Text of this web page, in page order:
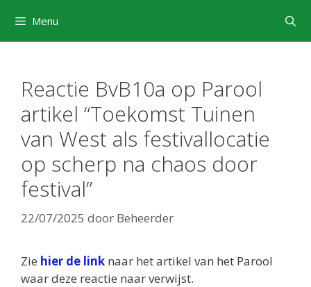
naar
de
Menu
Reactie BvB10a op Parool
artikel “Toekomst Tuinen
van West als festivallocatie
op scherp na chaos door
festival”
22/07/2025 door Beheerder
Zie hier de link naar het artikel van het Parool
waar deze reactie naar verwijst.